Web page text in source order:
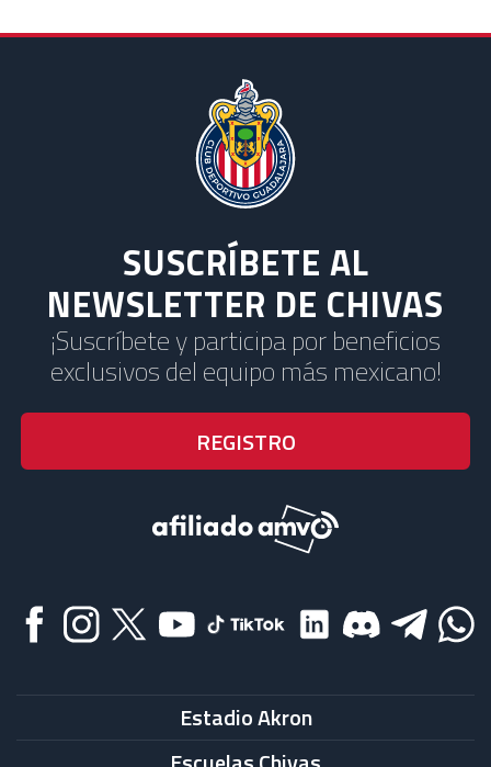
SUSCRÍBETE AL
NEWSLETTER DE CHIVAS
¡Suscríbete y participa por beneficios
exclusivos del equipo más mexicano!
Estadio Akron